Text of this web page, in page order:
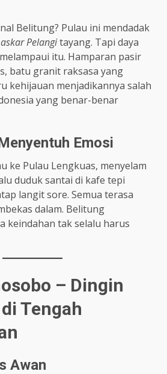
Belitung? Pulau ini mendadak
Pelangitayang. Tapi daya
itu. Hamparan pasir
batu granit raksasa yang
kehijauan menjadikannya salah
yang benar-benar
Emosi
ke Pulau Lengkuas, menyelam
duduk santai di kafe tepi
langit sore. Semua terasa
dalam. Belitung
keindahan tak selalu harus
– Dingin
Tengah
Awan